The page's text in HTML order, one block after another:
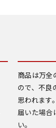
商品は万全
ので、不良
思われます
届いた場合
い。